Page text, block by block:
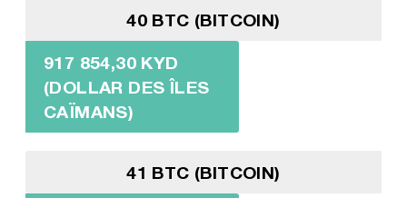
40 BTC (BITCOIN)
917 854,30 KYD
(DOLLAR DES ÎLES
CAÏMANS)
41 BTC (BITCOIN)